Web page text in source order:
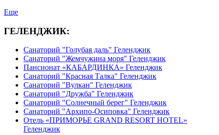
Еще
ГЕЛЕНДЖИК:
Санаторий "Голубая даль" Геленджик
Санаторий "Жемчужина моря" Геленджик
Пансионат «КАБАРДИНКА» Геленджик
Санаторий "Красная Талка" Геленджик
Санаторий "Вулкан" Геленджик
Санаторий "Дружба" Геленджик
Санаторий "Солнечный берег" Геленджик
Санаторий "Архипо-Осиповка" Геленджик
Отель «ПРИМОРЬЕ GRAND RESORT HOTEL»
Геленджик